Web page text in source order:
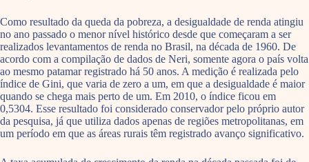
Como resultado da queda da pobreza, a desigualdade de renda atingiu
no ano passado o menor nível histórico desde que começaram a ser
realizados levantamentos de renda no Brasil, na década de 1960. De
acordo com a compilação de dados de Neri, somente agora o país volta
ao mesmo patamar registrado há 50 anos. A medição é realizada pelo
índice de Gini, que varia de zero a um, em que a desigualdade é maior
quando se chega mais perto de um. Em 2010, o índice ficou em
0,5304. Esse resultado foi considerado conservador pelo próprio autor
da pesquisa, já que utiliza dados apenas de regiões metropolitanas, em
um período em que as áreas rurais têm registrado avanço significativo.